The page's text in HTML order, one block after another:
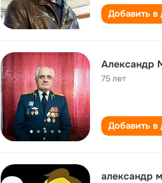
Добавить в
Александр
75 лет
Добавить в
александр